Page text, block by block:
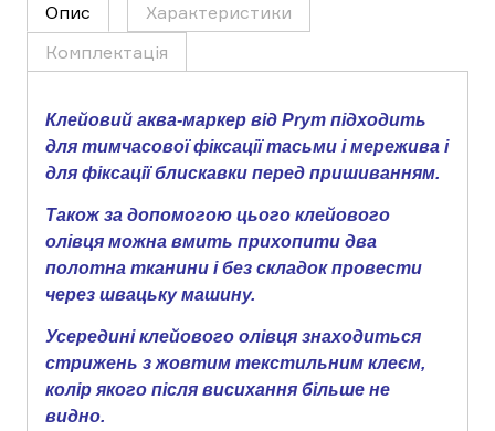
Опис
Характеристики
Комплектація
Клейовий аква-маркер від Prym підходить
для тимчасової фіксації тасьми і мережива і
для фіксації блискавки перед пришиванням.
Також за допомогою цього клейового
олівця можна вмить прихопити два
полотна тканини і без складок провести
через швацьку машину.
Усередині клейового олівця знаходиться
стрижень з жовтим текстильним клеєм,
колір якого після висихання більше не
видно.